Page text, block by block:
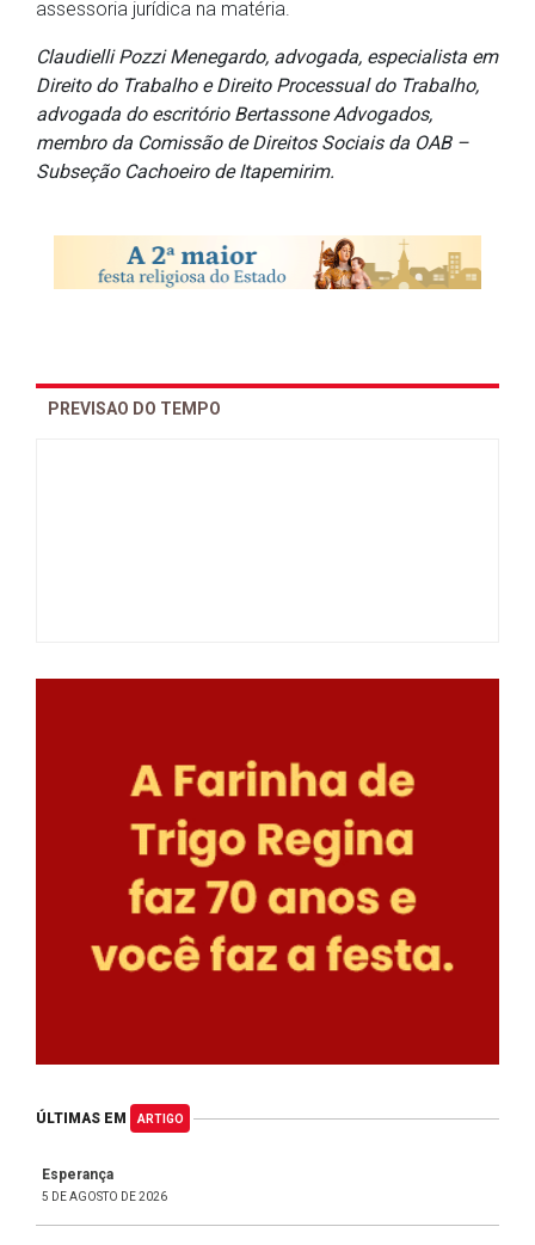
assessoria jurídica na matéria.
Claudielli Pozzi Menegardo, advogada, especialista em
Direito do Trabalho e Direito Processual do Trabalho,
advogada do escritório Bertassone Advogados,
membro da Comissão de Direitos Sociais da OAB –
Subseção Cachoeiro de Itapemirim.
PREVISAO DO TEMPO
ÚLTIMAS EM ARTIGO
Esperança
5 DE AGOSTO DE 2026